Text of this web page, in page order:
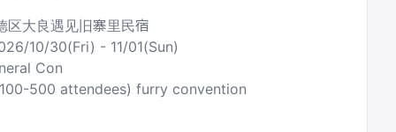
区大良遇见旧寨里民宿
10/30(Fri) - 11/01(Sun)
Con
500 attendees) furry convention